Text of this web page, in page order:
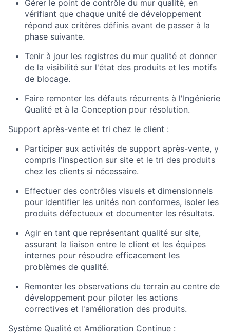
Gérer le point de contrôle du mur qualité, en
vérifiant que chaque unité de développement
répond aux critères définis avant de passer à la
phase suivante.
Tenir à jour les registres du mur qualité et donner
de la visibilité sur l'état des produits et les motifs
de blocage.
Faire remonter les défauts récurrents à l'Ingénierie
Qualité et à la Conception pour résolution.
Support après-vente et tri chez le client :
Participer aux activités de support après-vente, y
compris l'inspection sur site et le tri des produits
chez les clients si nécessaire.
Effectuer des contrôles visuels et dimensionnels
pour identifier les unités non conformes, isoler les
produits défectueux et documenter les résultats.
Agir en tant que représentant qualité sur site,
assurant la liaison entre le client et les équipes
internes pour résoudre efficacement les
problèmes de qualité.
Remonter les observations du terrain au centre de
développement pour piloter les actions
correctives et l'amélioration des produits.
Système Qualité et Amélioration Continue :